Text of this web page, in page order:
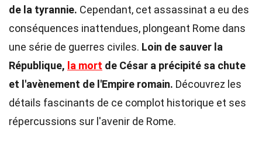
de la tyrannie. Cependant, cet assassinat a eu des
conséquences inattendues, plongeant Rome dans
une série de guerres civiles. Loin de sauver la
République, la mort de César a précipité sa chute
et l'avènement de l'Empire romain. Découvrez les
détails fascinants de ce complot historique et ses
répercussions sur l'avenir de Rome.